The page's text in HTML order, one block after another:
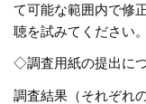
て可能な範囲内で修
聴を試みてください。
◇調査用紙の提出に
調査結果（それぞれ